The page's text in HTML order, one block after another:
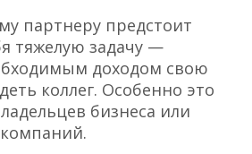
партнеру предстоит
тяжелую задачу —
доходом свою
коллег. Особенно это
бизнеса или